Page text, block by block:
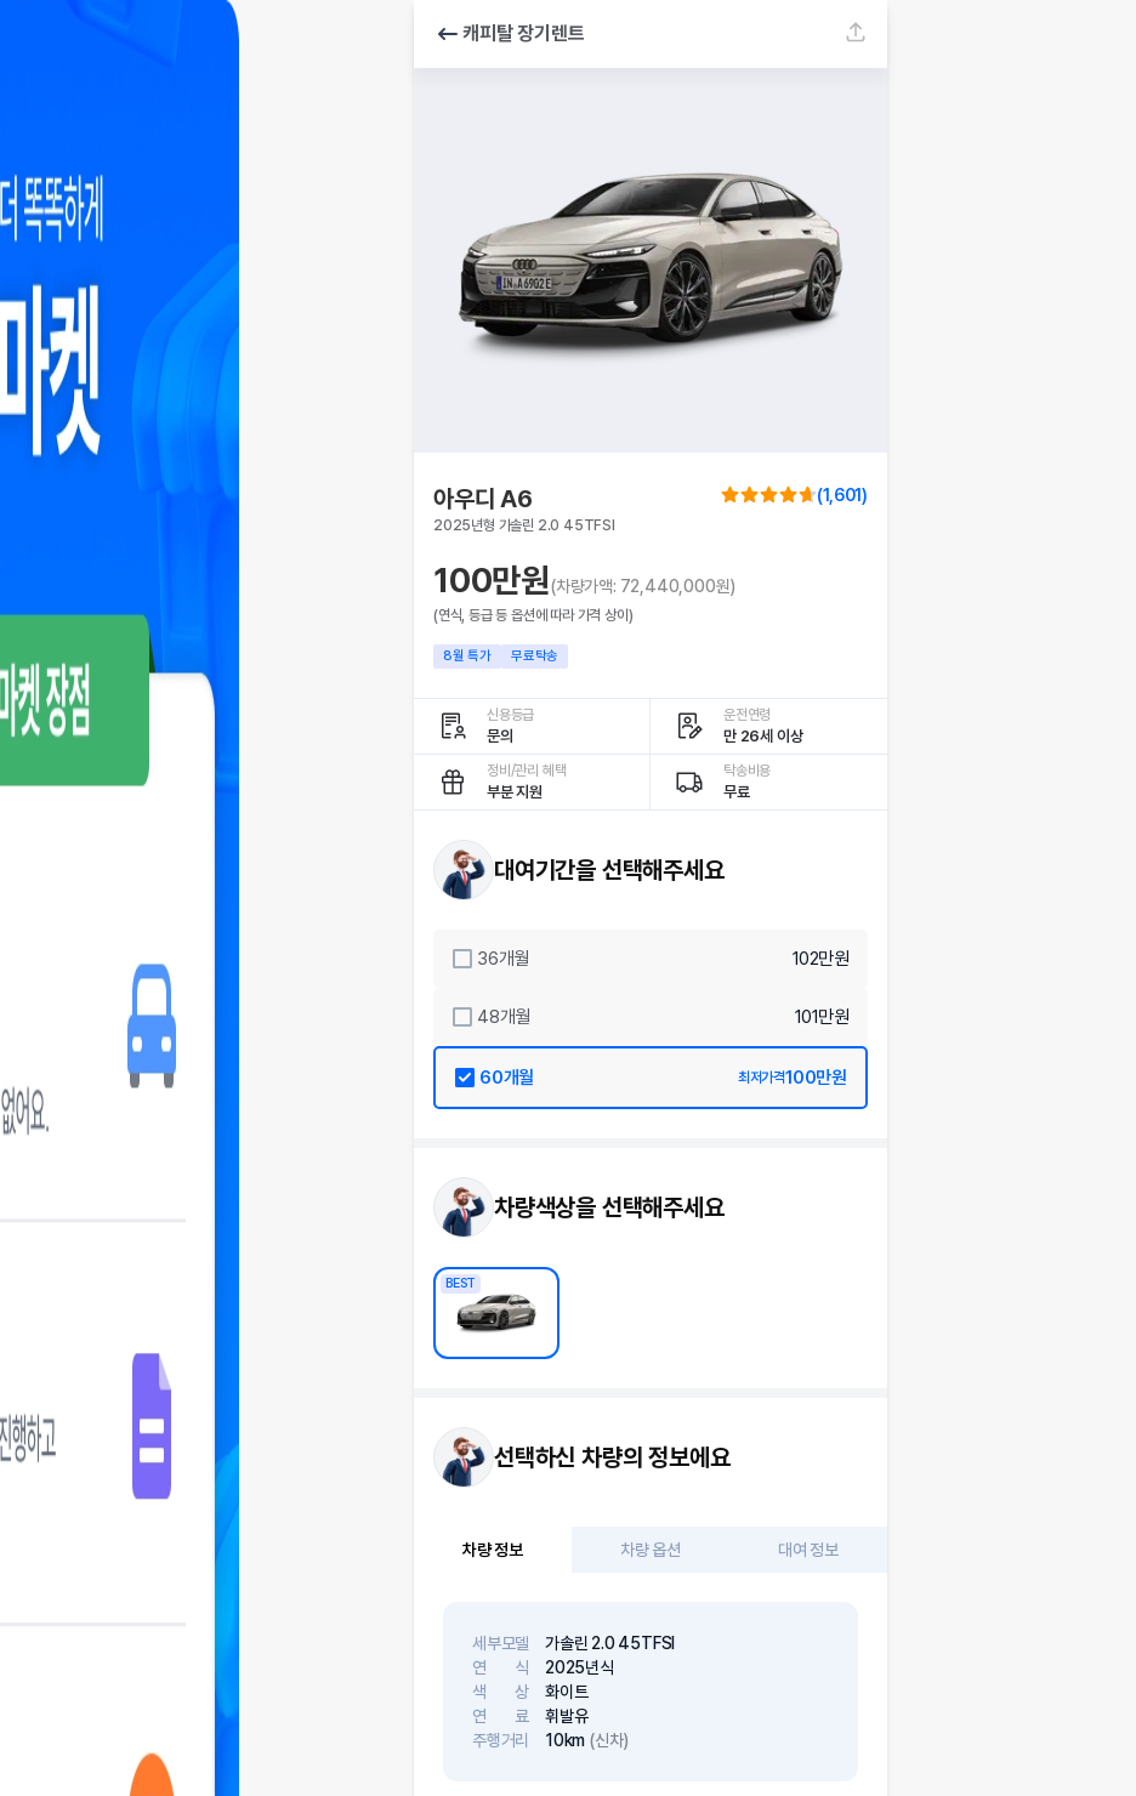
캐피탈 장기렌트
아우디 A6 (1,601)
2025년형 가솔린 2.0 45TFSI
100만원(차량가액: 72,440,000원)
(연식, 등급 등 옵션에 따라 가격 상이)
8월 특가 무료탁송
신용등급
문의
운전연령
만 26세 이상
정비/관리 혜택
부분 지원
탁송비용
무료
대여기간을 선택해주세요
36개월 102만원
48개월 101만원
60개월 최저가격100만원
차량색상을 선택해주세요
BEST
선택하신 차량의 정보에요
차량 정보 차량 옵션 대여 정보
세부모델
가솔린 2.0 45TFSI
연
식 2025년식
색
상
화이트
연
료
휘발유
주행거리
10km (신차)